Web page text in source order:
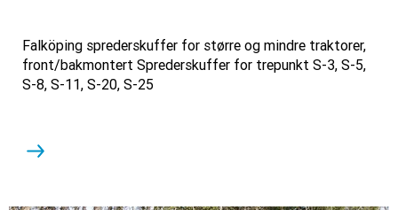
Falköping sprederskuffer for større og mindre traktorer,
front/bakmontert Sprederskuffer for trepunkt S-3, S-5,
S-8, S-11, S-20, S-25